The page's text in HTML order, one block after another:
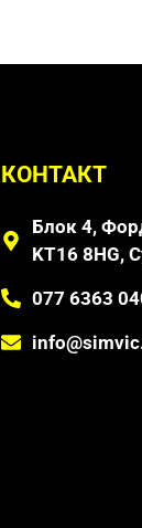
КОНТАКТ
Блок 4,
KT16 8HG,
077 6363